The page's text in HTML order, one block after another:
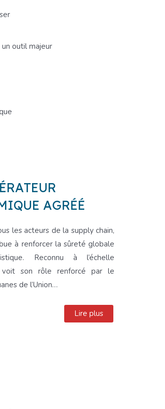
un outil majeur
AGRÉÉ
les acteurs de la supply chain,
à renforcer la sûreté globale
Reconnu à l’échelle
voit son rôle renforcé par le
de l’Union…
Lire plus